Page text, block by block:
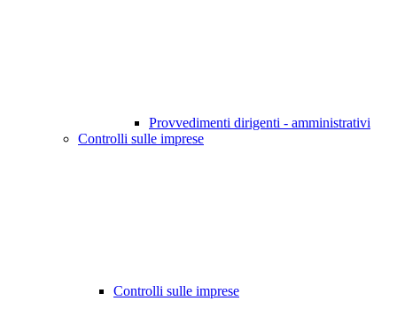
Provvedimenti dirigenti - amministrativi
Controlli sulle imprese
Controlli sulle imprese